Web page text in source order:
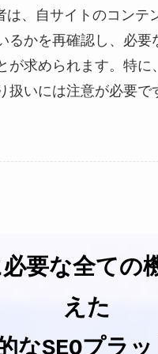
は、自サイトのコンテ
るかを再確認し、必要
が求められます。特に
扱いには注意が必要で
必要な全ての
えた
なSEOプラ